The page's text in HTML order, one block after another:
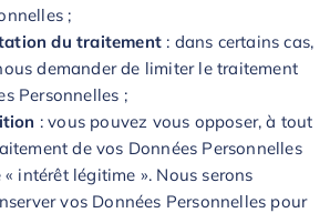
;
du traitement : dans certains cas,
demander de limiter le traitement
Personnelles ;
: vous pouvez vous opposer, à tout
de vos Données Personnelles
intérêt légitime ». Nous serons
vos Données Personnelles pour